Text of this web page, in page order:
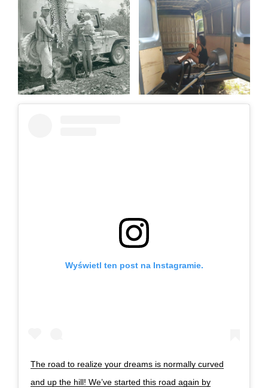
Wyświetl ten post na Instagramie.
The road to realize your dreams is normally curved
and up the hill! We’ve started this road again by